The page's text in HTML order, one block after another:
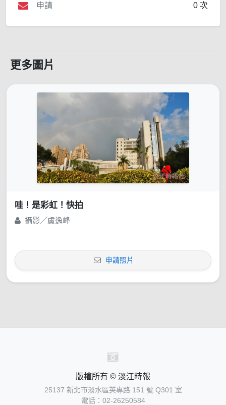
申請
0 次
更多圖片
哇！是彩虹！快拍
攝影／盧逸峰
申請照片
版權所有 © 淡江時報
25137 新北市淡水區英專路 151 號 Q301 室
電話：02-26250584